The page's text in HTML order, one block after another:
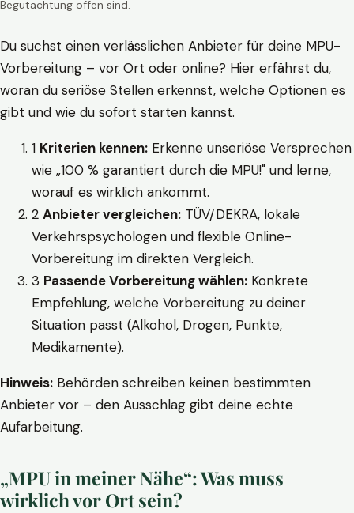
Begutachtung offen sind.
Du suchst einen verlässlichen Anbieter für deine MPU-
Vorbereitung – vor Ort oder online? Hier erfährst du,
woran du seriöse Stellen erkennst, welche Optionen es
gibt und wie du sofort starten kannst.
1 Kriterien kennen: Erkenne unseriöse Versprechen
wie „100 % garantiert durch die MPU!" und lerne,
worauf es wirklich ankommt.
2 Anbieter vergleichen: TÜV/DEKRA, lokale
Verkehrspsychologen und flexible Online-
Vorbereitung im direkten Vergleich.
3 Passende Vorbereitung wählen: Konkrete
Empfehlung, welche Vorbereitung zu deiner
Situation passt (Alkohol, Drogen, Punkte,
Medikamente).
Hinweis: Behörden schreiben keinen bestimmten
Anbieter vor – den Ausschlag gibt deine echte
Aufarbeitung.
„MPU in meiner Nähe“: Was muss
wirklich vor Ort sein?